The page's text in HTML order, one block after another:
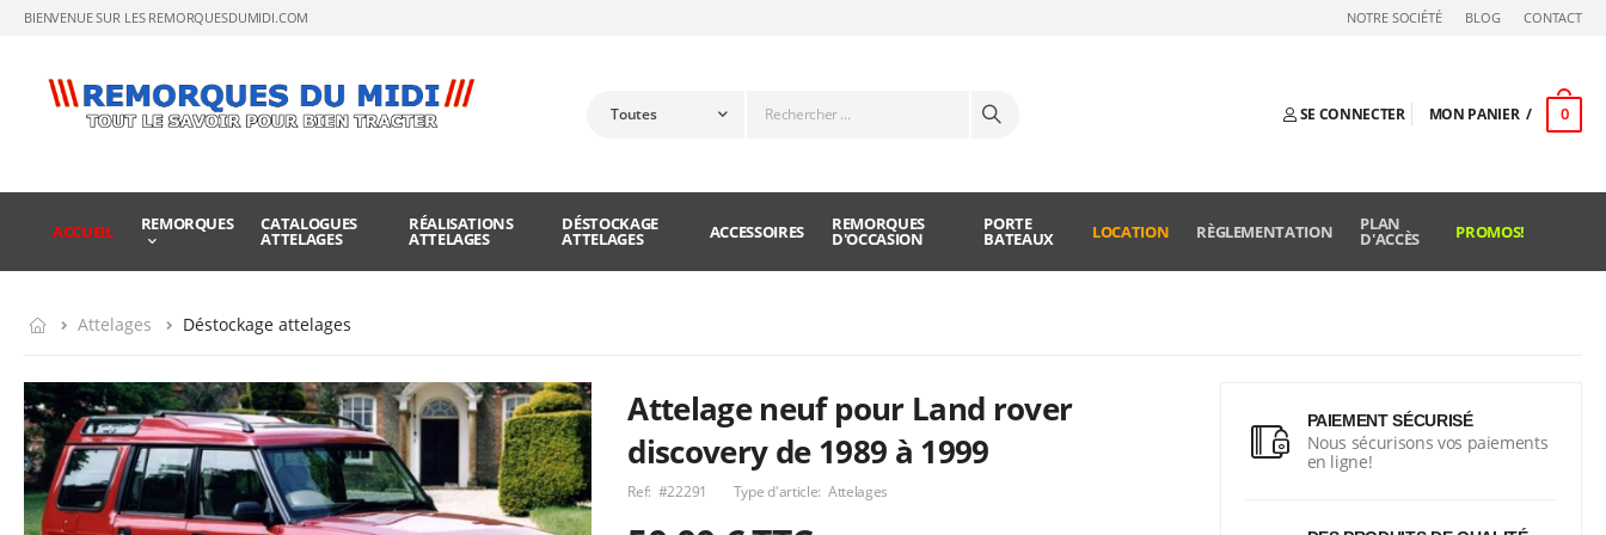
BIENVENUE SUR LES REMORQUESDUMIDI.COM NOTRE SOCIÉTÉ BLOG CONTACT
SE CONNECTER MON PANIER 0
ACCUEIL REMORQUES CATALOGUES
ATTELAGES
RÉALISATIONS
ATTELAGES
DÉSTOCKAGE
ATTELAGES ACCESSOIRES REMORQUES
D'OCCASION
PORTE
BATEAUX LOCATION RÈGLEMENTATION PLAN
D'ACCÈS PROMOS!
Attelages Déstockage attelages
PAIEMENT SÉCURISÉ
Nous sécurisons vos paiements
en ligne!
Attelage neuf pour Land rover
discovery de 1989 à 1999
Ref: #22291 Type d'article: Attelages